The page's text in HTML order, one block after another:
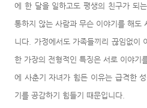
에 한 달을 일하고도 평생의 친구가 되
통하지 않는 사람과 무슨 이야기를 해도
니다. 가정에서도 가족들끼리 끊임없이
한 가장의 전형적인 특징은 서로 이야기
에 사춘기 자녀가 힘든 이유는 급격한
기를 공감하기 힘들기 때문입니다.